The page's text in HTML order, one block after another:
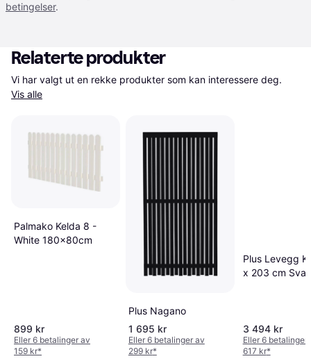
betingelser.
Relaterte produkter
Vis alle
Palmako Kelda 8 -
White 180x80cm
899 kr
Eller 6 betalinger av
159 kr*
Plus Nagano
1 695 kr
Eller 6 betalinger av
299 kr*
Plus Levegg
x 203 cm
3 494 kr
Eller 6 betalinger
617 kr*